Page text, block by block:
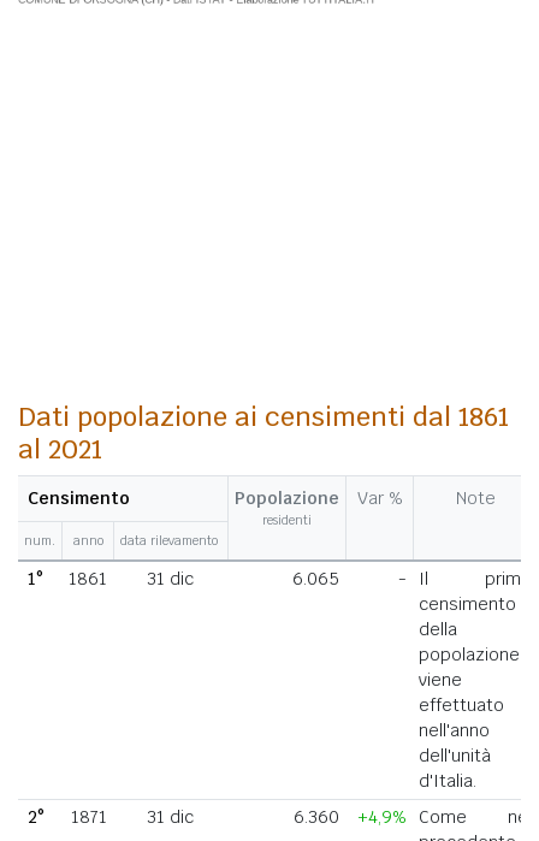
Dati popolazione ai censimenti dal 1861
al 2021
Censimento Popolazione
residenti
Var % Note
num. anno data rilevamento
1° 1861 31 dic 6.065 -
Il primo
censimento
della
popolazione
viene
effettuato
nell'anno
dell'unità
d'Italia.
2°
1871 31 dic 6.360 +4,9%
Come nel